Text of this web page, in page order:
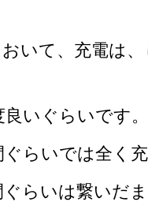
いて、充電は
良いぐらいです。
らいでは全く
らいは繋いだ